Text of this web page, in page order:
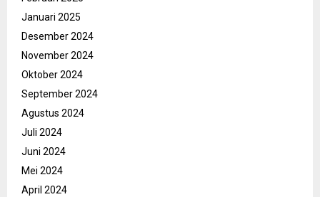
Januari 2025
Desember 2024
November 2024
Oktober 2024
September 2024
Agustus 2024
Juli 2024
Juni 2024
Mei 2024
April 2024